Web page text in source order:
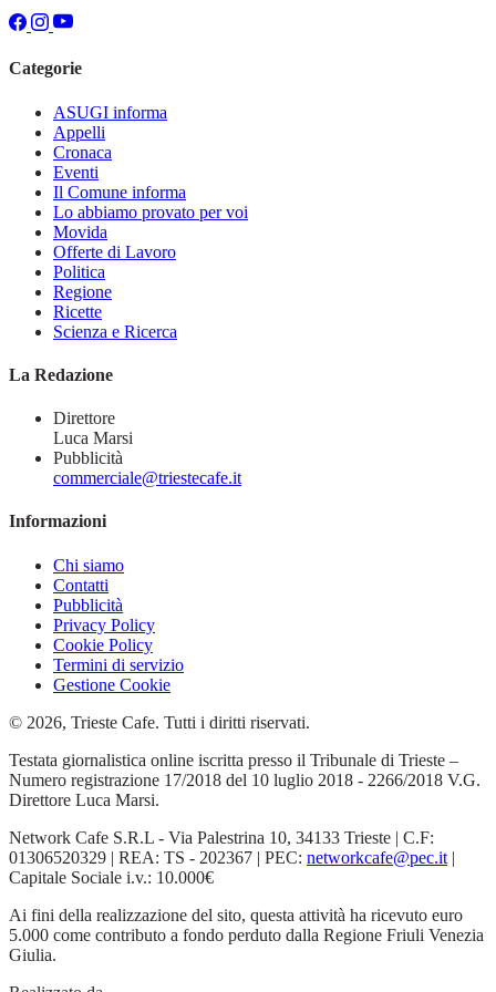
Categorie
ASUGI informa
Appelli
Cronaca
Eventi
Il Comune informa
Lo abbiamo provato per voi
Movida
Offerte di Lavoro
Politica
Regione
Ricette
Scienza e Ricerca
La Redazione
Direttore
Luca Marsi
Pubblicità
commerciale@triestecafe.it
Informazioni
Chi siamo
Contatti
Pubblicità
Privacy Policy
Cookie Policy
Termini di servizio
Gestione Cookie
© 2026, Trieste Cafe. Tutti i diritti riservati.
Testata giornalistica online iscritta presso il Tribunale di Trieste –
Numero registrazione 17/2018 del 10 luglio 2018 - 2266/2018 V.G.
Direttore Luca Marsi.
Network Cafe S.R.L - Via Palestrina 10, 34133 Trieste | C.F:
01306520329 | REA: TS - 202367 | PEC: networkcafe@pec.it |
Capitale Sociale i.v.: 10.000€
Ai fini della realizzazione del sito, questa attività ha ricevuto euro
5.000 come contributo a fondo perduto dalla Regione Friuli Venezia
Giulia.